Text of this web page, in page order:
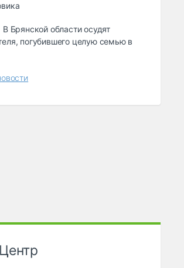
В Брянской области осудят
погубившего целую семью в
Центр